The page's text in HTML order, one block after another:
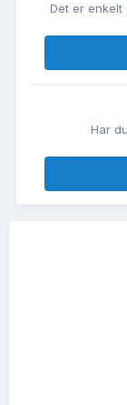
Det er enkelt
Har